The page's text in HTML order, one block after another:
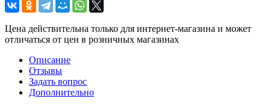
Цена действительна только для интернет-магазина и может
отличаться от цен в розничных магазинах
Описание
Отзывы
Задать вопрос
Дополнительно